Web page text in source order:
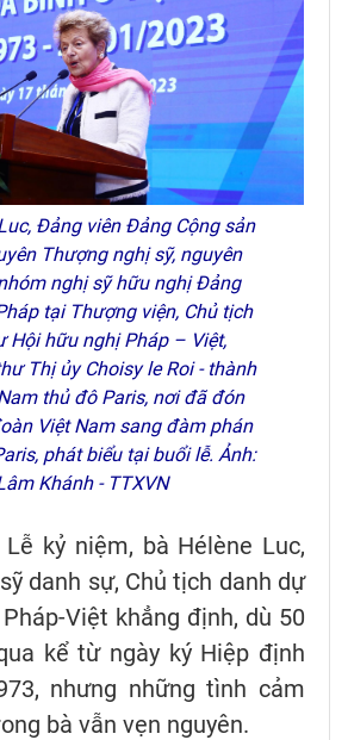
Đảng viên Đảng Cộng sản
Thượng nghị sỹ, nguyên
nghị sỹ hữu nghị Đảng
tại Thượng viện, Chủ tịch
Hội hữu nghị Pháp – Việt,
Thị ủy Choisy le Roi - thành
thủ đô Paris, nơi đã đón
Việt Nam sang đàm phán
phát biểu tại buổi lễ. Ảnh:
Khánh - TTXVN
kỷ niệm, bà Hélène Luc,
danh sự, Chủ tịch danh dự
Việt khẳng định, dù 50
kể từ ngày ký Hiệp định
nhưng những tình cảm
bà vẫn vẹn nguyên.